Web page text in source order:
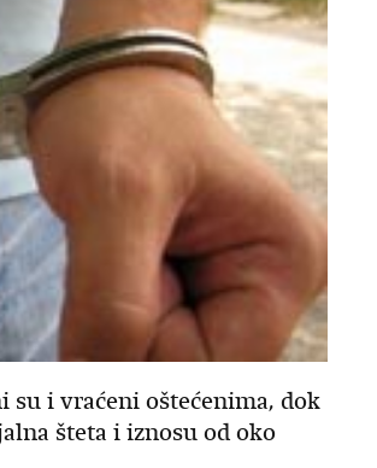
i vraćeni oštećenima, dok
šteta i iznosu od oko